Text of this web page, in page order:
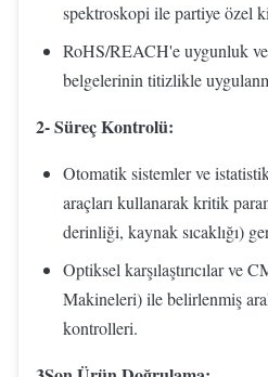
spektroskopi ile partiye özel
RoHS/REACH'e uygunluk
belgelerinin titizlikle
2- Süreç Kontrolü:
Otomatik sistemler ve
araçları kullanarak kritik
derinliği, kaynak sıcaklığı)
Optiksel karşılaştırıcılar ve
Makineleri) ile belirlenmiş
kontrolleri.